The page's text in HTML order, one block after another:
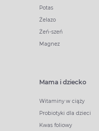
Potas
Żelazo
Żeń-szeń
Magnez
Mama i dziecko
Witaminy w ciąży
Probiotyki dla dzieci
Kwas foliowy